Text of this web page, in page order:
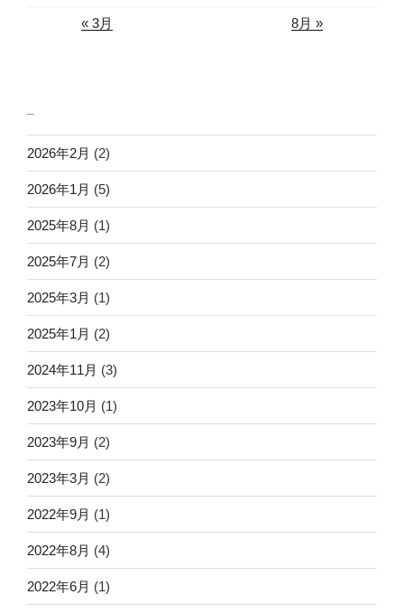
« 3月 8月 »
2026年2月 (2)
2026年1月 (5)
2025年8月 (1)
2025年7月 (2)
2025年3月 (1)
2025年1月 (2)
2024年11月 (3)
2023年10月 (1)
2023年9月 (2)
2023年3月 (2)
2022年9月 (1)
2022年8月 (4)
2022年6月 (1)